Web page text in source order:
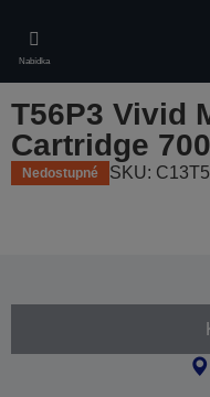
main
content
Nabídka
T56P3 Vivid
Cartridge
Nedostupné SKU: